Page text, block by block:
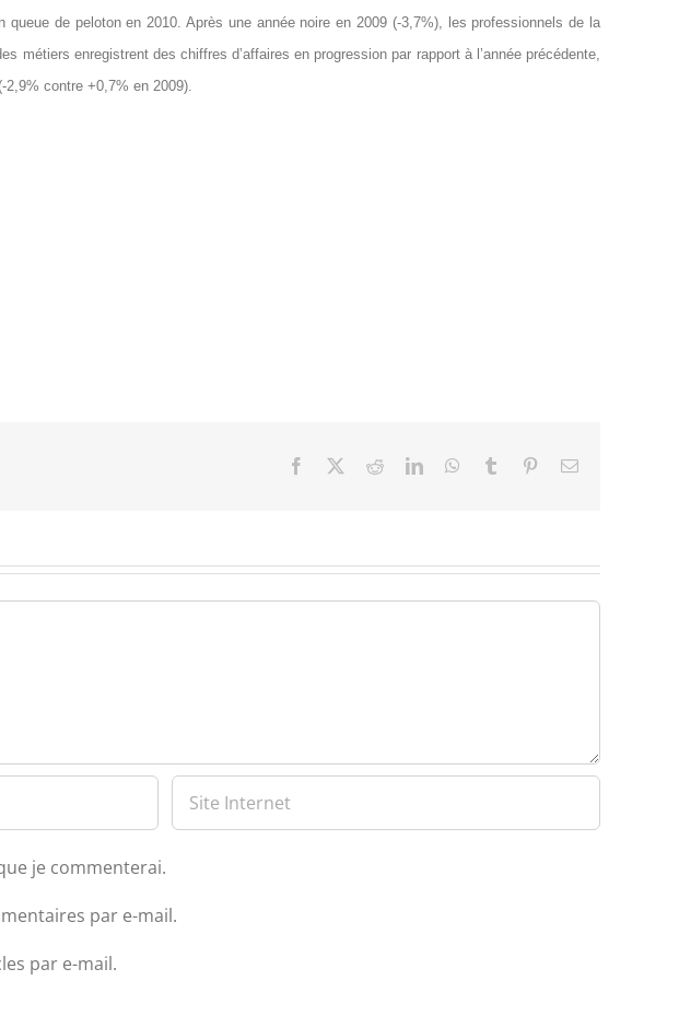
de peloton en 2010. Après une année noire en 2009 (-3,7%), les professionnels de la
enregistrent des chiffres d’affaires en progression par rapport à l’année précédente,
contre +0,7% en 2009).
Facebook RedditLinkedInWhatsApp
Tumblr PinterestEmail
je commenterai.
par e-mail.
par e-mail.